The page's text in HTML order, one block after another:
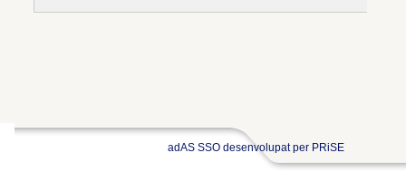
adAS SSO desenvolupat per PRiSE